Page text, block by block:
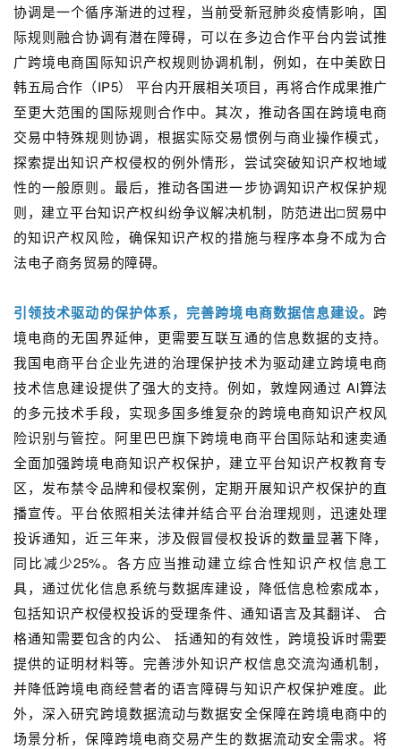
协调是一个循序渐进的过程，当前受新冠肺炎疫情影响，国
际规则融合协调有潜在障碍，可以在多边合作平台内尝试推
广跨境电商国际知识产权规则协调机制，例如，在中美欧日
韩五局合作（IP5） 平台内开展相关项目，再将合作成果推广
至更大范围的国际规则合作中。其次，推动各国在跨境电商
交易中特殊规则协调，根据实际交易惯例与商业操作模式，
探索提出知识产权侵权的例外情形，尝试突破知识产权地域
性的一般原则。最后，推动各国进一步协调知识产权保护规
则，建立平台知识产权纠纷争议解决机制，防范进出□贸易中
的知识产权风险，确保知识产权的措施与程序本身不成为合
法电子商务贸易的障碍。
引领技术驱动的保护体系，完善跨境电商数据信息建设。 跨
境电商的无国界延伸，更需要互联互通的信息数据的支持。
我国电商平台企业先进的治理保护技术为驱动建立跨境电商
技术信息建设提供了强大的支持。例如，敦煌网通过 Al算法
的多元技术手段，实现多国多维复杂的跨境电商知识产权风
险识别与管控。阿里巴巴旗下跨境电商平台国际站和速卖通
全面加强跨境电商知识产权保护，建立平台知识产权教育专
区，发布禁令品牌和侵权案例，定期开展知识产权保护的直
播宣传。平台依照相关法律并结合平台治理规则，迅速处理
投诉通知，近三年来，涉及假冒侵权投诉的数量显著下降，
同比减少25%。各方应当推动建立综合性知识产权信息工
具，通过优化信息系统与数据库建设，降低信息检索成本，
包括知识产权侵权投诉的受理条件、通知语言及其翻详、 合
格通知需要包含的内公、 括通知的有效性，跨境投诉时需要
提供的证明材料等。完善涉外知识产权信息交流沟通机制，
并降低跨境电商经营者的语言障碍与知识产权保护难度。此
外，深入研究跨境数据流动与数据安全保障在跨境电商中的
场景分析，保障跨境电商交易产生的数据流动安全需求。将